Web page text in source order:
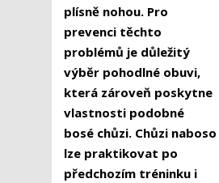
plísně nohou. Pro
prevenci těchto
problémů je důležitý
výběr pohodlné obuvi,
která zároveň poskytne
vlastnosti podobné
bosé chůzi. Chůzi naboso
lze praktikovat po
předchozím tréninku i